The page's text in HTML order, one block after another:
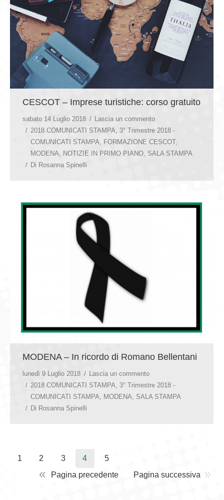
CESCOT – Imprese turistiche: corso gratuito
sabato 14 Luglio 2018
Lascia un commento
2018 COMUNICATI STAMPA
3° Trimestre 2018 -
COMUNICATI STAMPA
FORMAZIONE CESCOT,
MODENA
NOTIZIE IN PRIMO PIANO SALA STAMPA
Di Rosanna Spinelli
MODENA – In ricordo di Romano Bellentani
lunedì 9 Luglio 2018
Lascia un commento
2018 COMUNICATI STAMPA, 3° Trimestre 2018 -
COMUNICATI STAMPA, MODENA, SALA STAMPA
Di Rosanna Spinelli
1 2 3 4
5
Pagina precedente
Pagina successiva